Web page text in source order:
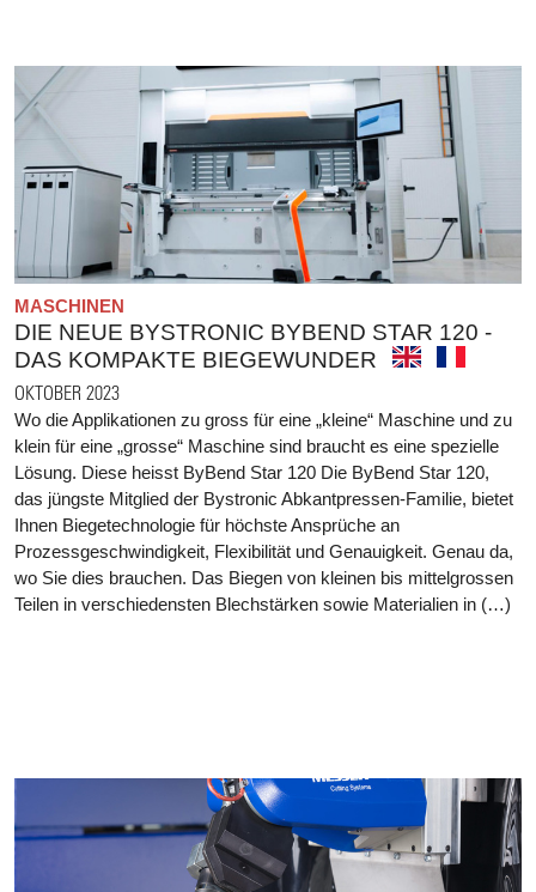
MASCHINEN
DIE NEUE BYSTRONIC BYBEND STAR 120 -
DAS KOMPAKTE BIEGEWUNDER
OKTOBER 2023
Wo die Applikationen zu gross für eine „kleine“ Maschine und zu
klein für eine „grosse“ Maschine sind braucht es eine spezielle
Lösung. Diese heisst ByBend Star 120 Die ByBend Star 120,
das jüngste Mitglied der Bystronic Abkantpressen-Familie, bietet
Ihnen Biegetechnologie für höchste Ansprüche an
Prozessgeschwindigkeit, Flexibilität und Genauigkeit. Genau da,
wo Sie dies brauchen. Das Biegen von kleinen bis mittelgrossen
Teilen in verschiedensten Blechstärken sowie Materialien in (…)